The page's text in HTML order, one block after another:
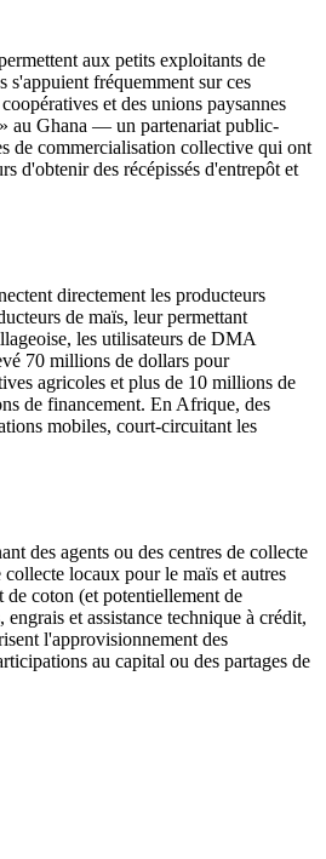
aux petits exploitants de
s'appuient fréquemment sur ces
et des unions paysannes
au Ghana — un partenariat public-
de commercialisation collective qui ont
d'obtenir des récépissés d'entrepôt et
directement les producteurs
de maïs, leur permettant
les utilisateurs de DMA
70 millions de dollars pour
agricoles et plus de 10 millions de
de financement. En Afrique, des
mobiles, court-circuitant les
des agents ou des centres de collecte
locaux pour le maïs et autres
coton (et potentiellement de
et assistance technique à crédit,
l'approvisionnement des
au capital ou des partages de